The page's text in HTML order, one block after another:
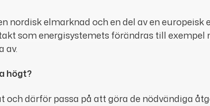
nordisk elmarknad och en del av en europeisk
som energisystemets förändras till exempel
av.
högt?
därför passa på att göra de nödvändiga